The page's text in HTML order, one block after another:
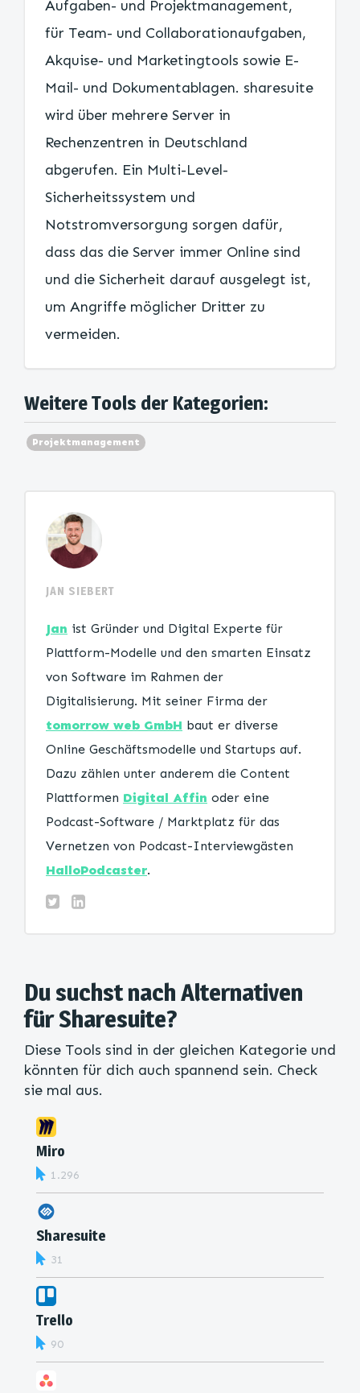
Aufgaben- und Projektmanagement,
für Team- und Collaborationaufgaben,
Akquise- und Marketingtools sowie E-
Mail- und Dokumentablagen. sharesuite
wird über mehrere Server in
Rechenzentren in Deutschland
abgerufen. Ein Multi-Level-
Sicherheitssystem und
Notstromversorgung sorgen dafür,
dass das die Server immer Online sind
und die Sicherheit darauf ausgelegt ist,
um Angriffe möglicher Dritter zu
vermeiden.
Weitere Tools der Kategorien:
Projektmanagement
JAN SIEBERT
Jan ist Gründer und Digital Experte für
Plattform-Modelle und den smarten Einsatz
von Software im Rahmen der
Digitalisierung. Mit seiner Firma der
tomorrow web GmbH baut er diverse
Online Geschäftsmodelle und Startups auf.
Dazu zählen unter anderem die Content
Plattformen Digital Affin oder eine
Podcast-Software / Marktplatz für das
Vernetzen von Podcast-Interviewgästen
HalloPodcaster.
Du suchst nach Alternativen
für Sharesuite?
Diese Tools sind in der gleichen Kategorie und
könnten für dich auch spannend sein. Check
sie mal aus.
Miro
1.296
Sharesuite
31
Trello
90